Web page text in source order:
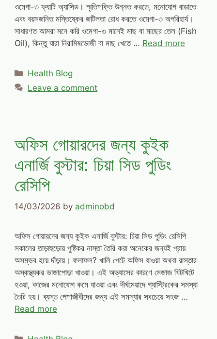
ওমেগা-৩ ফ্যাটি অ্যাসিড। স্মৃতিশক্তি উন্নত করতে, মনোযোগ বাড়াতে
এবং বয়সজনিত মস্তিষ্কের জটিলতা রোধ করতে ওমেগা-৩ অপরিহার্য।
সাধারণত আমরা মনে করি ওমেগা-৩ মানেই মাছ বা মাছের তেল (Fish
Oil), কিন্তু যারা নিরামিষভোজী বা মাছ খেতে … Read more
Categories
Health Blog
Leave a comment
অফিস গোয়ারদের জন্য কুইক
এনার্জি বুস্টার: চিয়া সিড পুডিং
রেসিপি
14/03/2026 by adminobd
অফিস গোয়ারদের জন্য কুইক এনার্জি বুস্টার: চিয়া সিড পুডিং রেসিপি
সকালের তাড়াহুড়োয় পুষ্টিকর নাস্তা তৈরি করা অনেকের জন্যই প্রায়
অসম্ভব হয়ে দাঁড়ায়। ফলাফল? খালি পেটে অফিস যাওয়া অথবা রাস্তার
অস্বাস্থ্যকর ভাজাপোড়া খাওয়া। এই অভ্যাসের কারণে মেজাজ খিটখিটে
হওয়া, কাজের মনোযোগ কমে যাওয়া এবং দীর্ঘমেয়াদে গ্যাস্ট্রিকের সমস্যা
তৈরি হয়। ব্যস্ত পেশাজীবীদের জন্য এই সমস্যার সবচেয়ে সহজ …
Read more